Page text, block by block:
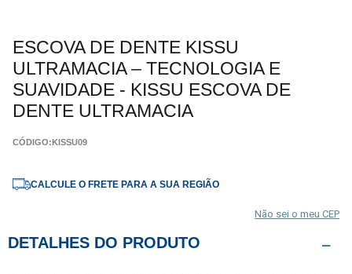
ESCOVA DE DENTE KISSU
ULTRAMACIA – TECNOLOGIA E
SUAVIDADE - KISSU ESCOVA DE
DENTE ULTRAMACIA
CÓDIGO:KISSU09
CALCULE O FRETE PARA A SUA REGIÃO
Não sei o meu CEP
DETALHES DO PRODUTO